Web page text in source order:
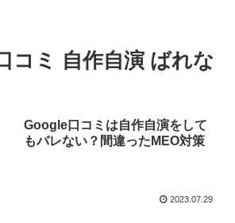
コミ 自作自演 ばれな
Google口コミは自作自演をして
もバレない？間違ったMEO対策
2023.07.29